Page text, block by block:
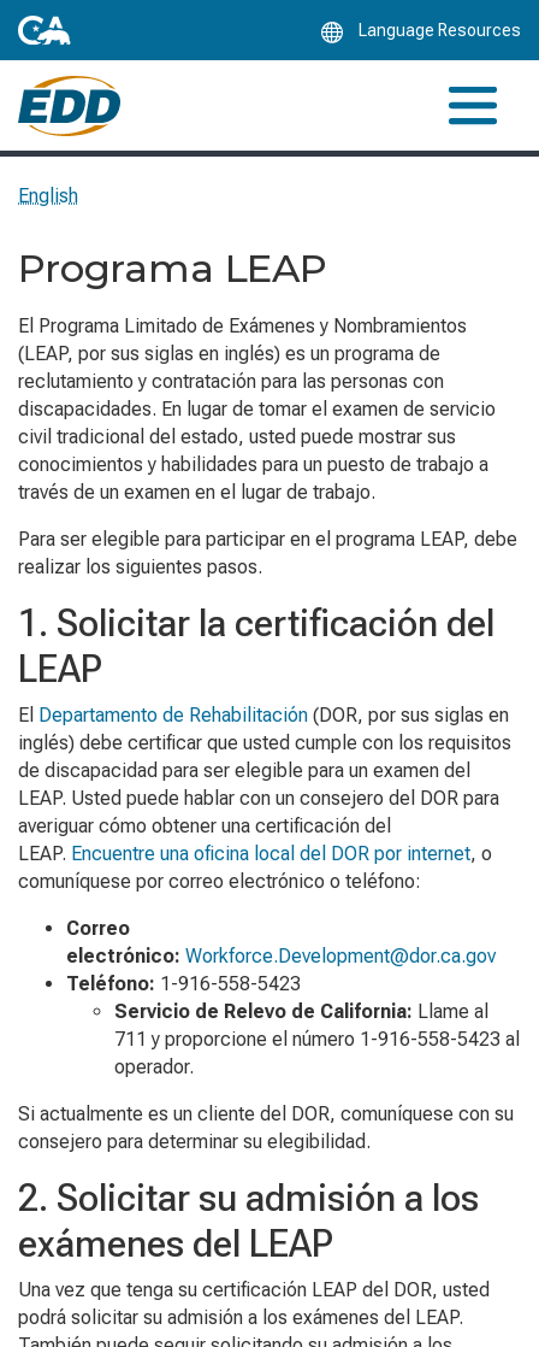
Language Resources
English
Programa LEAP
El Programa Limitado de Exámenes y Nombramientos
(LEAP, por sus siglas en inglés) es un programa de
reclutamiento y contratación para las personas con
discapacidades. En lugar de tomar el examen de servicio
civil tradicional del estado, usted puede mostrar sus
conocimientos y habilidades para un puesto de trabajo a
través de un examen en el lugar de trabajo.
Para ser elegible para participar en el programa LEAP, debe
realizar los siguientes pasos.
1. Solicitar la certificación del
LEAP
El Departamento de Rehabilitación (DOR, por sus siglas en
inglés) debe certificar que usted cumple con los requisitos
de discapacidad para ser elegible para un examen del
LEAP. Usted puede hablar con un consejero del DOR para
averiguar cómo obtener una certificación del
LEAP. Encuentre una oficina local del DOR por internet, o
comuníquese por correo electrónico o teléfono:
Correo
electrónico: Workforce.Development@dor.ca.gov
Teléfono: 1-916-558-5423
Servicio de Relevo de California: Llame al
711 y proporcione el número 1-916-558-5423 al
operador.
Si actualmente es un cliente del DOR, comuníquese con su
consejero para determinar su elegibilidad.
2. Solicitar su admisión a los
exámenes del LEAP
Una vez que tenga su certificación LEAP del DOR, usted
podrá solicitar su admisión a los exámenes del LEAP.